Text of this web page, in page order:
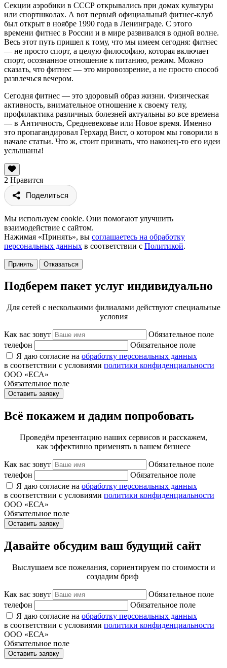
Секции аэробики в СССР открывались при домах культуры
или спортшколах. А вот первый официальный фитнес-клуб
был открыт в ноябре 1990 года в Ленинграде. С этого
времени фитнес в России и в мире развивался в одной волне.
Весь этот путь пришел к тому, что мы имеем сегодня: фитнес
— не просто спорт, а целую философию, которая включает
спорт, осознанное отношение к питанию, режим. Можно
сказать, что фитнес — это мировоззрение, а не просто способ
развлечься вечером.
Сегодня фитнес — это здоровый образ жизни. Физическая
активность, внимательное отношение к своему телу,
профилактика различных болезней актуальны во все времена
— в Античность, Средневековье или Новое время. Именно
это пропагандировал Герхард Вист, о котором мы говорили в
начале статьи. Что ж, стоит признать, что наконец-то его идеи
услышаны!
2 Нравится
Поделиться
Мы используем cookie. Они помогают улучшить
взаимодействие с сайтом.
Нажимая «Принять», вы соглашаетесь на обработку
персональных данных в соответствии с Политикой.
Принять Отказаться
Подберем пакет услуг индивидуально
Для сетей с несколькими филиалами действуют специальные
условия
Как вас зовут
Обязательное поле
телефон
Обязательное поле
Я даю согласие на обработку персональных данных
в соответствии с условиями политики конфиденциальности
ООО «ЕСА»
Обязательное поле
Оставить заявку
Всё покажем и дадим попробовать
Проведём презентацию наших сервисов и расскажем,
как эффективно применять в вашем бизнесе
Как вас зовут
Обязательное поле
телефон
Обязательное поле
Я даю согласие на обработку персональных данных
в соответствии с условиями политики конфиденциальности
ООО «ЕСА»
Обязательное поле
Оставить заявку
Давайте обсудим ваш будущий сайт
Выслушаем все пожелания, сориентируем по стоимости и
создадим бриф
Как вас зовут
Обязательное поле
телефон
Обязательное поле
Я даю согласие на обработку персональных данных
в соответствии с условиями политики конфиденциальности
ООО «ЕСА»
Обязательное поле
Оставить заявку